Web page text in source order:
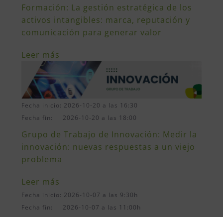
Formación: La gestión estratégica de los
activos intangibles: marca, reputación y
comunicación para generar valor
Leer más
Fecha inicio: 2026-10-20 a las 16:30
Fecha fin: 2026-10-20 a las 18:00
Grupo de Trabajo de Innovación: Medir la
innovación: nuevas respuestas a un viejo
problema
Leer más
Fecha inicio: 2026-10-07 a las 9:30h
Fecha fin: 2026-10-07 a las 11:00h